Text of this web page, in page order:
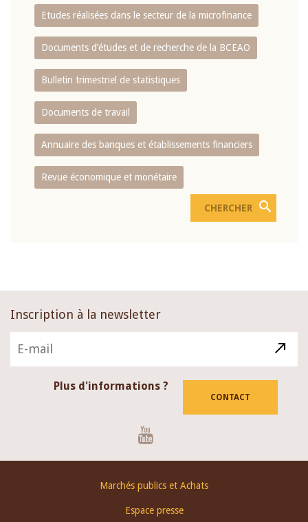
Etudes réalisées dans le secteur de la microfinance
Documents d’études et de recherche de la BCEAO
Bulletin trimestriel de statistiques
Documents de travail
Annuaire des banques et établissements financiers
Revue économique et monétaire
Inscription à la newsletter
Plus d'informations ?
CONTACT
Marchés publics et Achats
Espace presse